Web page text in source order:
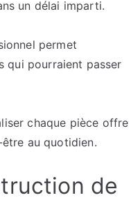
un délai imparti.
permet
qui pourraient passer
chaque pièce offre
au quotidien.
de